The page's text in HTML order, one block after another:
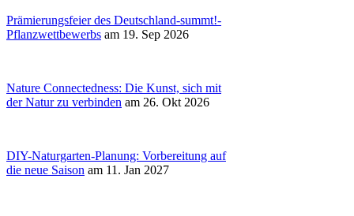
Prämierungsfeier des Deutschland-summt!-
Pflanzwettbewerbs am 19. Sep 2026
Nature Connectedness: Die Kunst, sich mit
der Natur zu verbinden am 26. Okt 2026
DIY-Naturgarten-Planung: Vorbereitung auf
die neue Saison am 11. Jan 2027